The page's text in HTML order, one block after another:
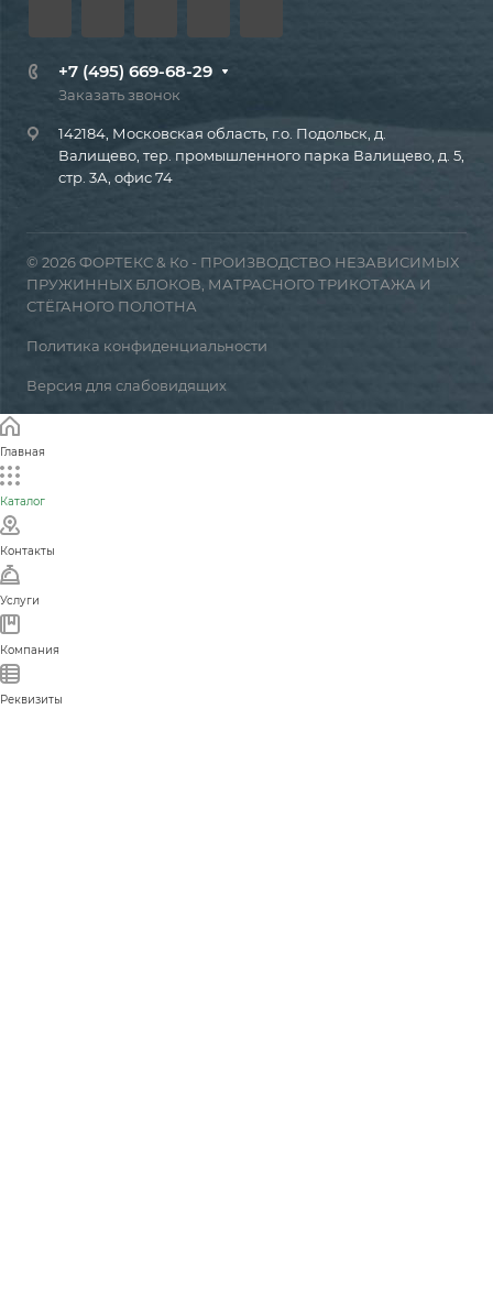
+7 (495) 669-68-29
Заказать звонок
142184, Московская область, г.о. Подольск, д.
Валищево, тер. промышленного парка Валищево, д. 5,
стр. 3А, офис 74
© 2026 ФОРТЕКС & Ко - ПРОИЗВОДСТВО НЕЗАВИСИМЫХ
ПРУЖИННЫХ БЛОКОВ, МАТРАСНОГО ТРИКОТАЖА И
СТЁГАНОГО ПОЛОТНА
Политика конфиденциальности
Версия для слабовидящих
Главная
Каталог
Контакты
Услуги
Компания
Реквизиты